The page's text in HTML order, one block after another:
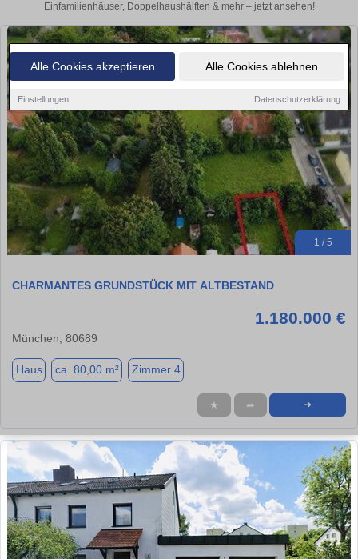
Alle Cookies akzeptieren Alle Cookies ablehnen
Einstellungen Datenschutzerklärung
Einfamilienhäuser, Doppelhaushälften & mehr – jetzt ansehen!
1 / 5
CHARMANTES GRUNDSTÜCK MIT ALTBESTAND
1.180.000 €
München, 80689
Haus ca. 80,00 m² Zimmer 4
★ ➦ ➜